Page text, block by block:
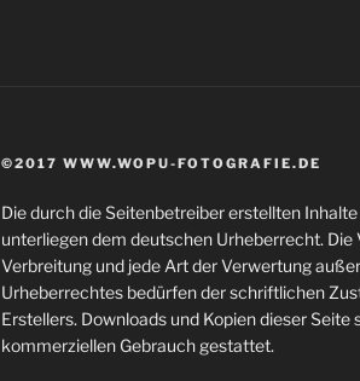
©2017 WWW.WOPU-FOTOGRAFIE.DE
Die durch die Seitenbetreiber erstellten
unterliegen dem deutschen Urheberrecht.
Verbreitung und jede Art der Verwertung
Urheberrechtes bedürfen der schriftlichen
Erstellers. Downloads und Kopien dieser
kommerziellen Gebrauch gestattet.